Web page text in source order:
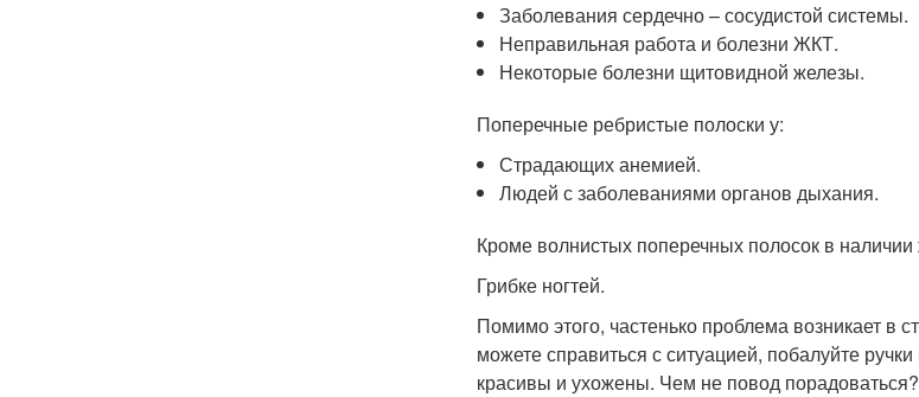
Заболевания сердечно – сосудистой системы.
Неправильная работа и болезни ЖКТ.
Некоторые болезни щитовидной железы.
Поперечные ребристые полоски у:
Страдающих анемией.
Людей с заболеваниями органов дыхания.
Кроме волнистых поперечных полосок в наличии
Грибке ногтей.
Помимо этого, частенько проблема возникает в
можете справиться с ситуацией, побалуйте
красивы и ухожены. Чем не повод порадоваться?